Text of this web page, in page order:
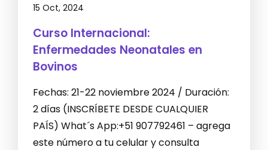
15 Oct, 2024
Curso Internacional:
Enfermedades Neonatales en
Bovinos
Fechas: 21-22 noviembre 2024 / Duración:
2 días (INSCRÍBETE DESDE CUALQUIER
PAÍS) What´s App:+51 907792461 – agrega
este número a tu celular y consulta